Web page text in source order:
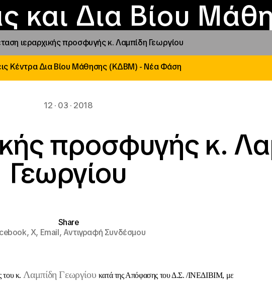
και Δια Βίου
ΙΝΕΔΙΒΙΜ
και δράσεις
Εστίες
αιγίδας
Νέα
ιεραρχικής προσφυγής κ. Λαμπίδη Γεωργίου
Κέντρα Δια Βίου Μάθησης (ΚΔΒΜ) - Νέα Φάση
12 · 03 · 2018
προσφυγής κ.
Γεωργίου
Share
X, Email,Αντιγραφή Συνδέσμου
του κ. Λαμπίδη Γεωργίου κατά της Απόφασης του Δ.Σ. /ΙΝΕΔΙΒΙΜ, με